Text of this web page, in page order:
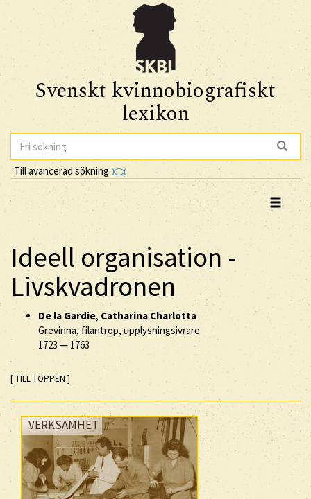
Svenskt kvinnobiografiskt
lexikon
Till avancerad sökning
Ideell organisation -
Livskvadronen
De la Gardie, Catharina Charlotta
Grevinna, filantrop, upplysningsivrare
1723 — 1763
[ TILL TOPPEN ]
VERKSAMHET